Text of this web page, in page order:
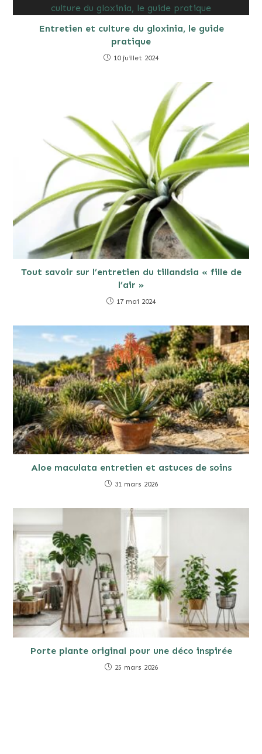
Entretien et culture du gloxinia, le guide
pratique
10 juillet 2024
Tout savoir sur l’entretien du tillandsia « fille de
l’air »
17 mai 2024
Aloe maculata entretien et astuces de soins
31 mars 2026
Porte plante original pour une déco inspirée
25 mars 2026